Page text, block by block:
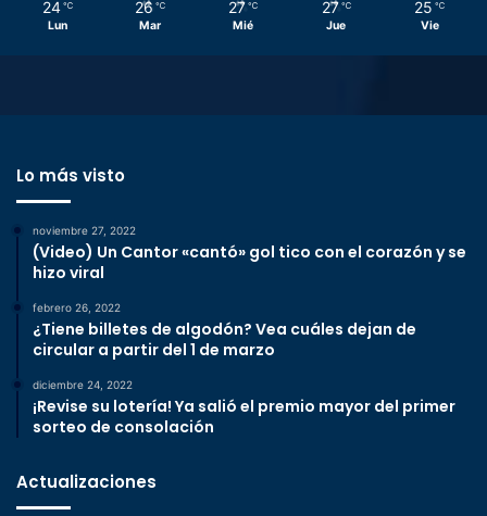
24 ℃
Lun
26 ℃
Mar
27 ℃
Mié
27 ℃
Jue
25 ℃
Vie
Lo más visto
noviembre 27, 2022
(Video) Un Cantor «cantó» gol tico con el corazón y se
hizo viral
febrero 26, 2022
¿Tiene billetes de algodón? Vea cuáles dejan de
circular a partir del 1 de marzo
diciembre 24, 2022
¡Revise su lotería! Ya salió el premio mayor del primer
sorteo de consolación
Actualizaciones